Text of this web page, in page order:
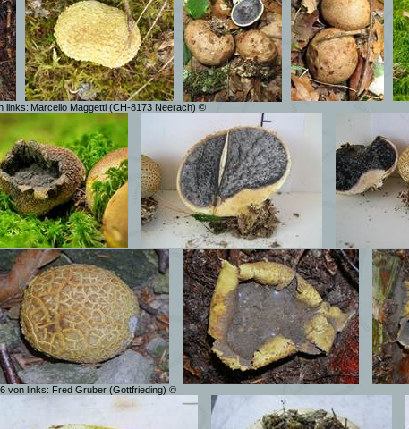
links: Marcello Maggetti (CH-8173 Neerach) ©
6 von links: Fred Gruber (Gottfrieding) ©